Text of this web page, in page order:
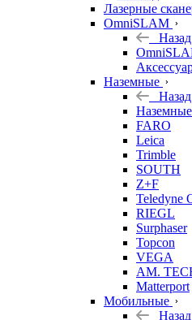
Лазерные
OmniSLAM
Назад
Наземные
Назад
Наземные
FARO
Leica
Trimble
SOUTH
Z+F
Teledyne
RIEGL
Surphaser
Topcon
VEGA
AM.
Matterport
Мобильные
Назад